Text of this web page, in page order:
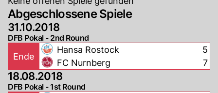
Abgeschlossene Spiele
31.10.2018
DFB Pokal - 2nd Round
Ende
Hansa Rostock
FC Nurnberg
5
7
18.08.2018
DFB Pokal - 1st Round